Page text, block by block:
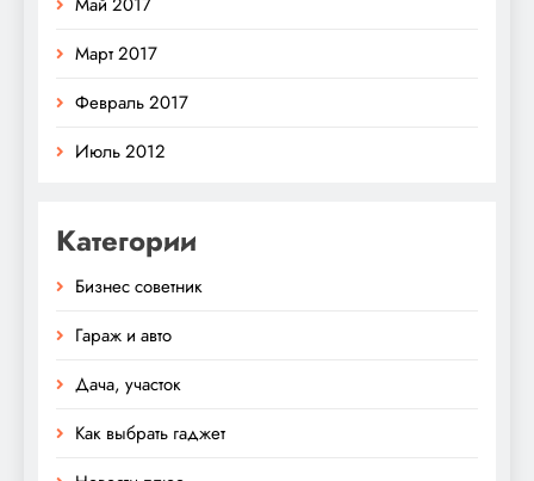
Март 2017
Февраль 2017
Июль 2012
Категории
Бизнес советник
Гараж и авто
Дача, участок
Как выбрать гаджет